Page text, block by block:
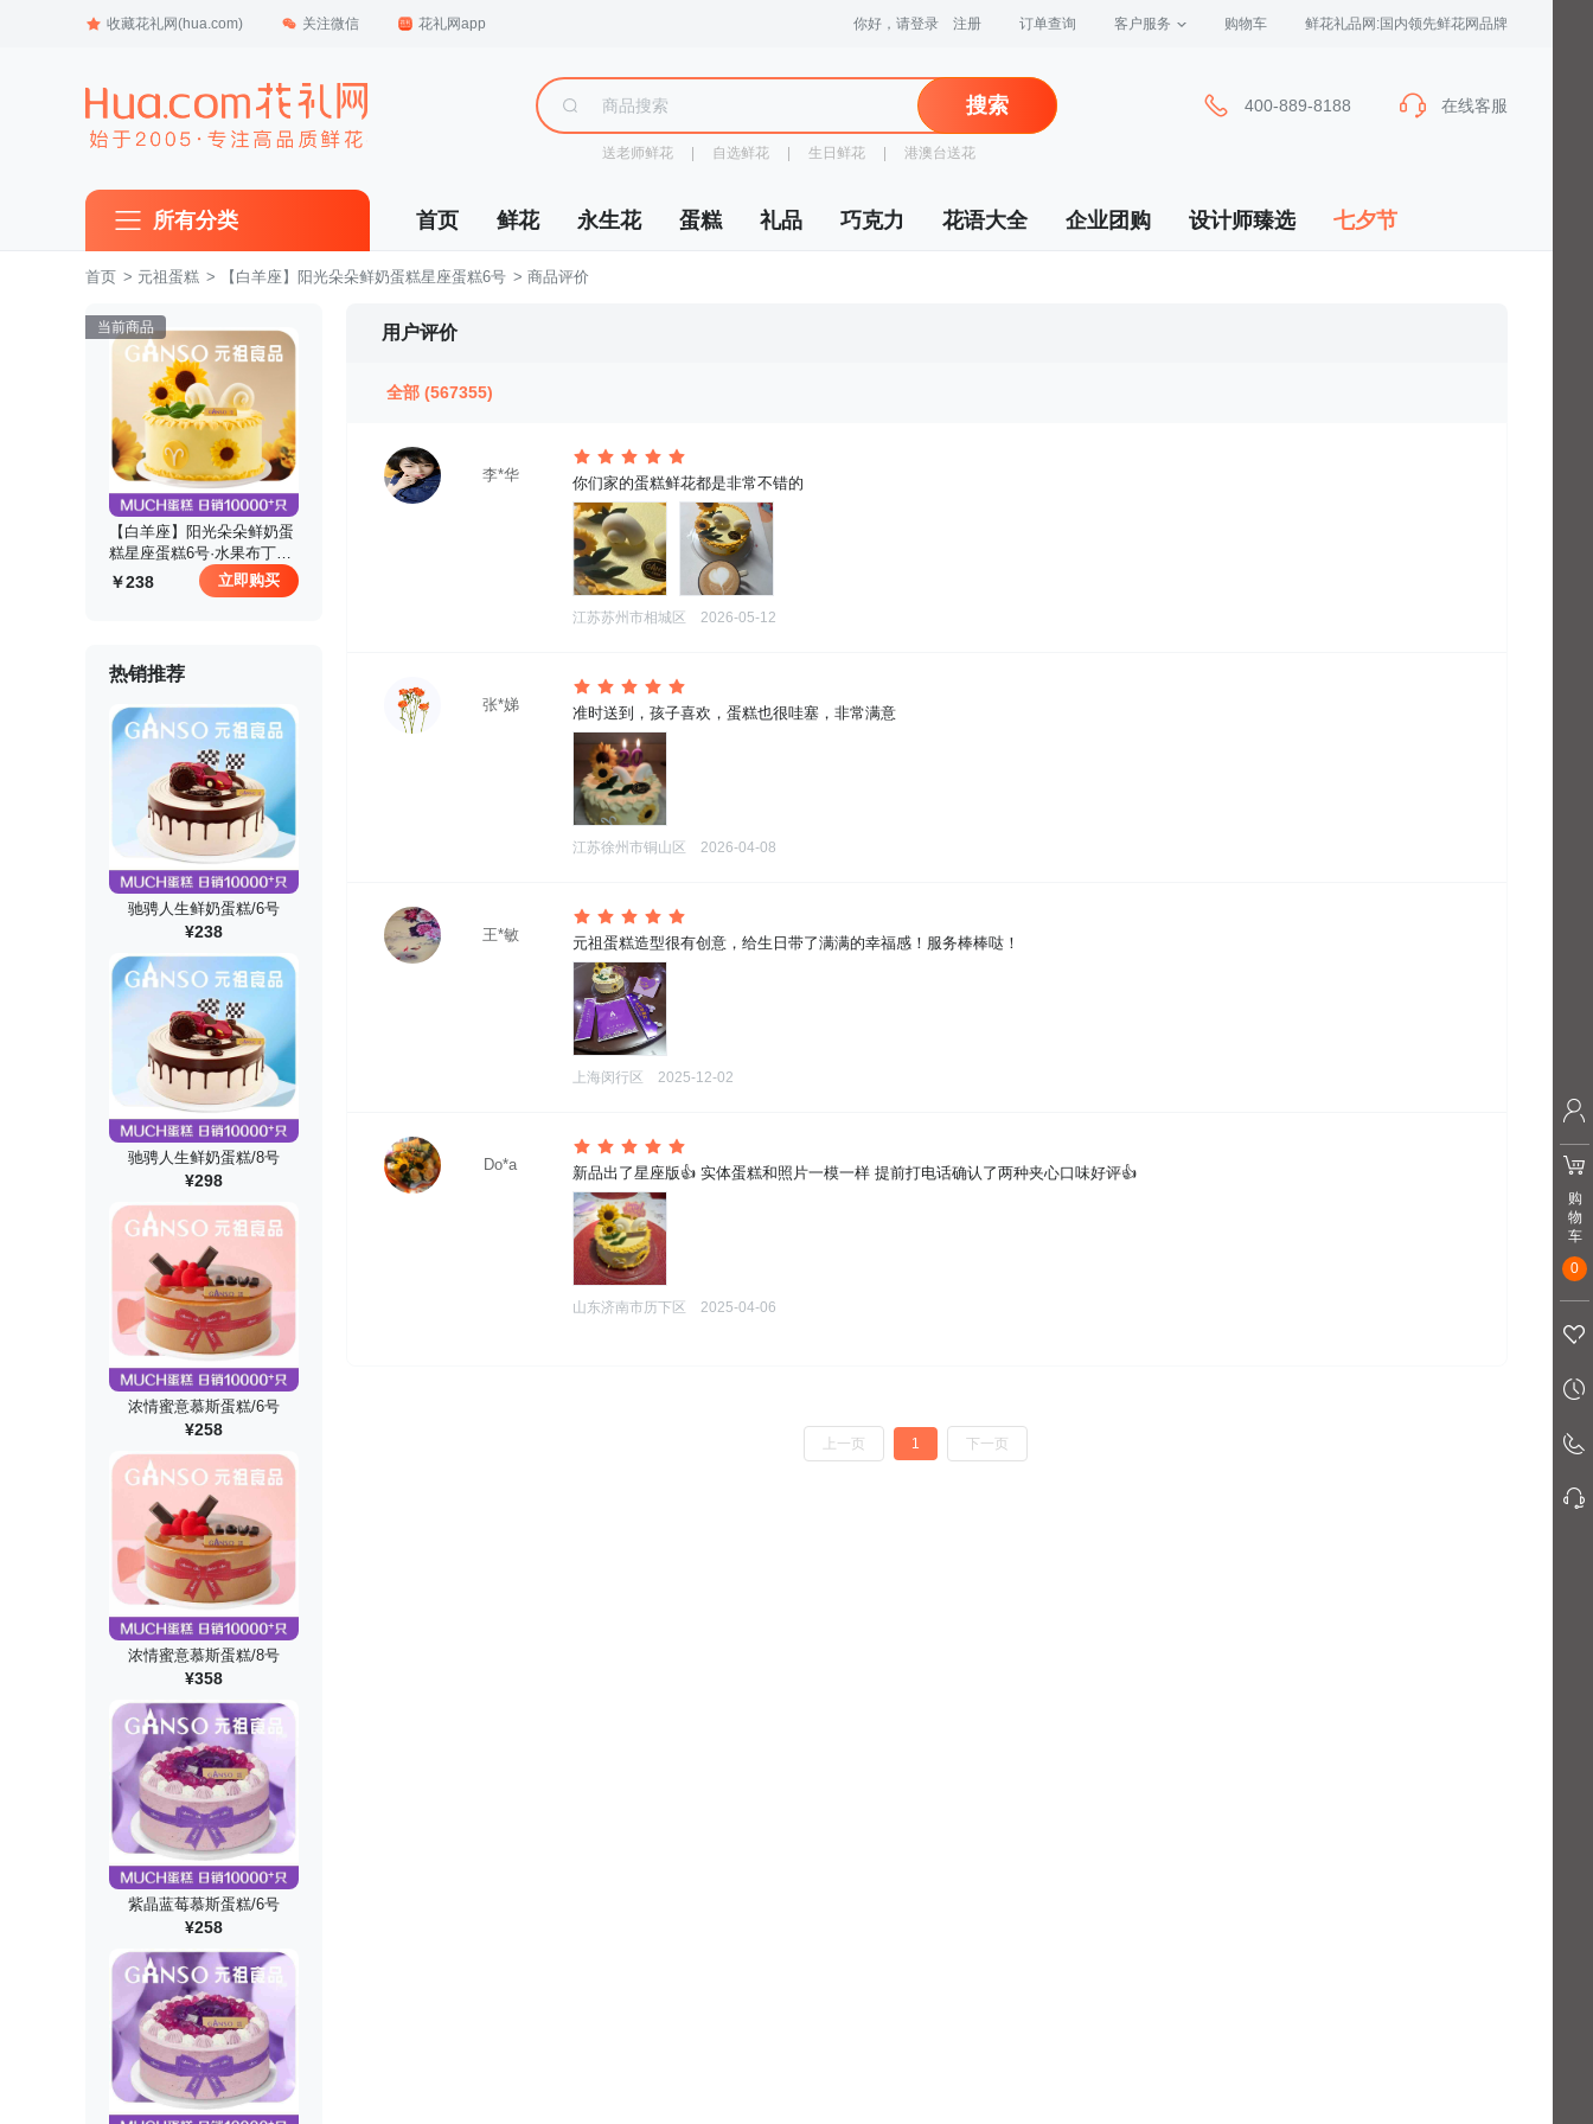
收藏花礼网(hua.com) 关注微信 花礼网app 你好，请登录 注册 订单查询 客户服务 购物车 鲜花礼品网:国内领先鲜花网品牌
搜索
送老师鲜花 自选鲜花 生日鲜花 港澳台送花
400-889-8188 在线客服
所有分类 首页 鲜花 永生花 蛋糕 礼品 巧克力 花语大全 企业团购 设计师臻选 七夕节
首页 > 元祖蛋糕 > 【白羊座】阳光朵朵鲜奶蛋糕星座蛋糕6号 > 商品评价
当前商品
【白羊座】阳光朵朵鲜奶蛋
糕星座蛋糕6号·水果布丁夹
心238 立即购买
热销推荐
驰骋人生鲜奶蛋糕/6号
¥238
驰骋人生鲜奶蛋糕/8号
¥298
浓情蜜意慕斯蛋糕/6号
¥258
浓情蜜意慕斯蛋糕/8号
¥358
紫晶蓝莓慕斯蛋糕/6号
¥258
用户评价
全部 (567355)
李*华 你们家的蛋糕鲜花都是非常不错的
江苏苏州市相城区 2026-05-12
张*娣 准时送到，孩子喜欢，蛋糕也很哇塞，非常满意
江苏徐州市铜山区 2026-04-08
王*敏 元祖蛋糕造型很有创意，给生日带了满满的幸福感！服务棒棒哒！
上海闵行区 2025-12-02
Do*a 新品出了星座版👍 实体蛋糕和照片一模一样 提前打电话确认了两种夹心口味好评👍
山东济南市历下区 2025-04-06
上一页 1 下一页
购
物
车
0